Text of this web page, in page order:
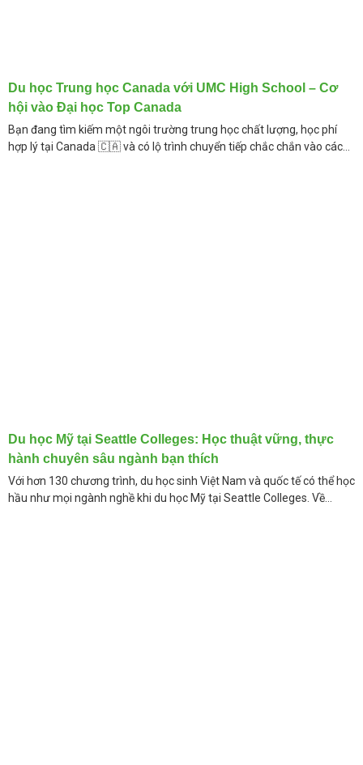
Du học Trung học Canada với UMC High School – Cơ
hội vào Đại học Top Canada
Bạn đang tìm kiếm một ngôi trường trung học chất lượng, học phí
hợp lý tại Canada 🇨🇦 và có lộ trình chuyển tiếp chắc chắn vào các
Du học Mỹ tại Seattle Colleges: Học thuật vững, thực
hành chuyên sâu ngành bạn thích
Với hơn 130 chương trình, du học sinh Việt Nam và quốc tế có thể học
hầu như mọi ngành nghề khi du học Mỹ tại Seattle Colleges. Về